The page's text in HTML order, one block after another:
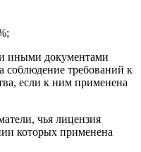
иными документами
соблюдение требований к
если к ним применена
чья лицензия
которых применена